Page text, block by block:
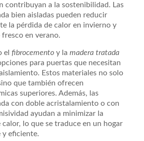
contribuyan a la sostenibilidad. Las
bien aisladas pueden reducir
la pérdida de calor en invierno y
en verano.
elfibrocemento y lamadera tratada
para puertas que necesitan
Estos materiales no solo
que también ofrecen
superiores. Además, las
con doble acristalamiento o con
ayudan a minimizar la
lo que se traduce en un hogar
y eficiente.